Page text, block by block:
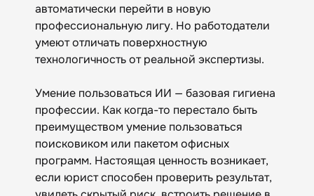
автоматически перейти в новую
профессиональную лигу. Но работодатели
умеют отличать поверхностную
технологичность от реальной экспертизы.
Умение пользоваться ИИ — базовая гигиена
профессии. Как когда-то перестало быть
преимуществом умение пользоваться
поисковиком или пакетом офисных
программ. Настоящая ценность возникает,
если юрист способен проверить результат,